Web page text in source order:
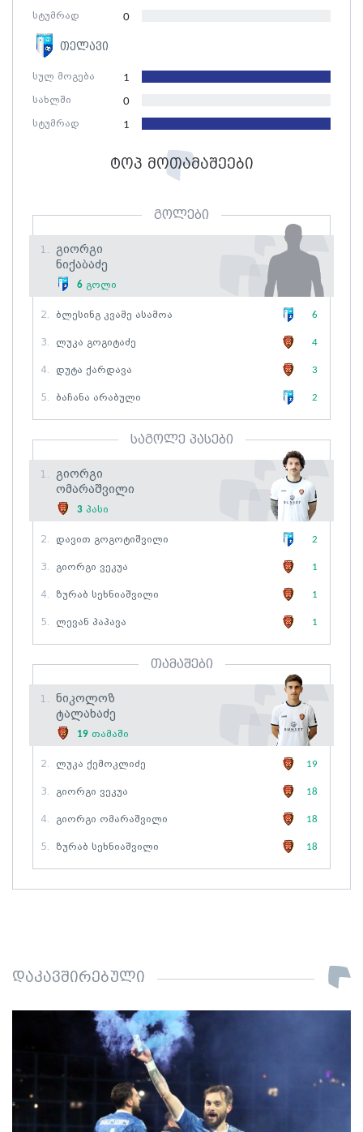
სტუმრად 0
თელავი
სულ მოგება 1
სახლში 0
სტუმრად 1
ტოპ მოთამაშეები
გოლები
1.
Გიორგი
Ნიქაბაძე
6 გოლი
2. Ბლესინგ Კვამე Ასამოა 6
3. Ლუკა Გოგიტაძე 4
4. Დუტა Ქარდავა 3
5. Ბაჩანა Არაბული 2
საგოლე პასები
1.
Გიორგი
Ომარაშვილი
3 პასი
2. Დავით Გოგოტიშვილი 2
3. Გიორგი Ვეკუა 1
4. Ზურაბ Სეხნიაშვილი 1
5. Ლევან Პაპავა 1
თამაშები
1.
Ნიკოლოზ
Ტალახაძე
19 თამაში
2. Ლუკა Ქემოკლიძე 19
3. Გიორგი Ვეკუა 18
4. Გიორგი Ომარაშვილი 18
5. Ზურაბ Სეხნიაშვილი 18
დაკავშირებული